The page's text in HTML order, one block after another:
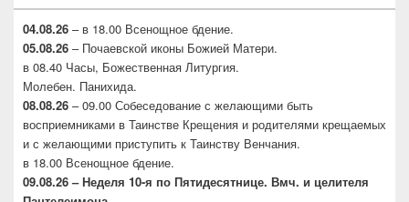
04.08.26 – в 18.00 Всенощное бдение.
05.08.26 – Почаевской иконы Божией Матери.
в 08.40 Часы, Божественная Литургия.
Молебен. Панихида.
08.08.26 – 09.00 Собеседование с желающими быть
восприемниками в Таинстве Крещения и родителями крещаемых
и с желающими приступить к Таинству Венчания.
в 18.00 Всенощное бдение.
09.08.26 – Неделя 10-я по Пятидесятнице. Вмч. и целителя